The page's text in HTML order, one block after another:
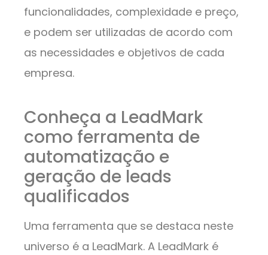
funcionalidades, complexidade e preço,
e podem ser utilizadas de acordo com
as necessidades e objetivos de cada
empresa.
Conheça a LeadMark
como ferramenta de
automatização e
geração de leads
qualificados
Uma ferramenta que se destaca neste
universo é a LeadMark. A LeadMark é